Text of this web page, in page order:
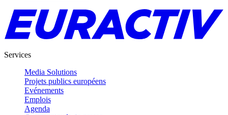
Services
Media Solutions
Projets publics européens
Evénements
Emplois
Agenda